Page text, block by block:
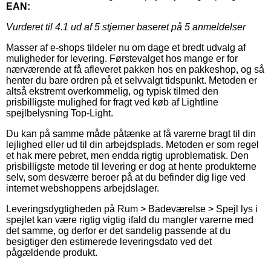
EAN:
Vurderet til 4.1 ud af 5 stjerner baseret på 5 anmeldelser
Masser af e-shops tildeler nu om dage et bredt udvalg af
muligheder for levering. Førstevalget hos mange er for
nærværende at få afleveret pakken hos en pakkeshop, og så
henter du bare ordren på et selvvalgt tidspunkt. Metoden er
altså ekstremt overkommelig, og typisk tilmed den
prisbilligste mulighed for fragt ved køb af Lightline
spejlbelysning Top-Light.
Du kan på samme måde påtænke at få varerne bragt til din
lejlighed eller ud til din arbejdsplads. Metoden er som regel
et hak mere pebret, men endda rigtig uproblematisk. Den
prisbilligste metode til levering er dog at hente produkterne
selv, som desværre beroer på at du befinder dig lige ved
internet webshoppens arbejdslager.
Leveringsdygtigheden på Rum > Badeværelse > Spejl lys i
spejlet kan være rigtig vigtig ifald du mangler varerne med
det samme, og derfor er det sandelig passende at du
besigtiger den estimerede leveringsdato ved det
pågældende produkt.